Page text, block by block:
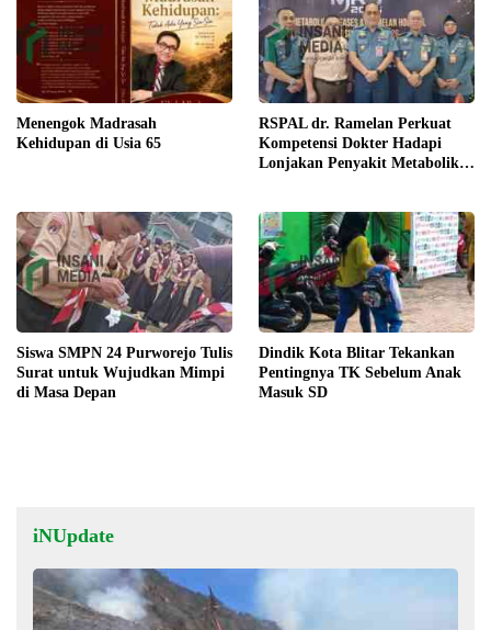
Menengok Madrasah
Kehidupan di Usia 65
RSPAL dr. Ramelan Perkuat
Kompetensi Dokter Hadapi
Lonjakan Penyakit Metabolik
Siswa SMPN 24 Purworejo Tulis
Surat untuk Wujudkan Mimpi
di Masa Depan
Dindik Kota Blitar Tekankan
Pentingnya TK Sebelum Anak
Masuk SD
iNUpdate